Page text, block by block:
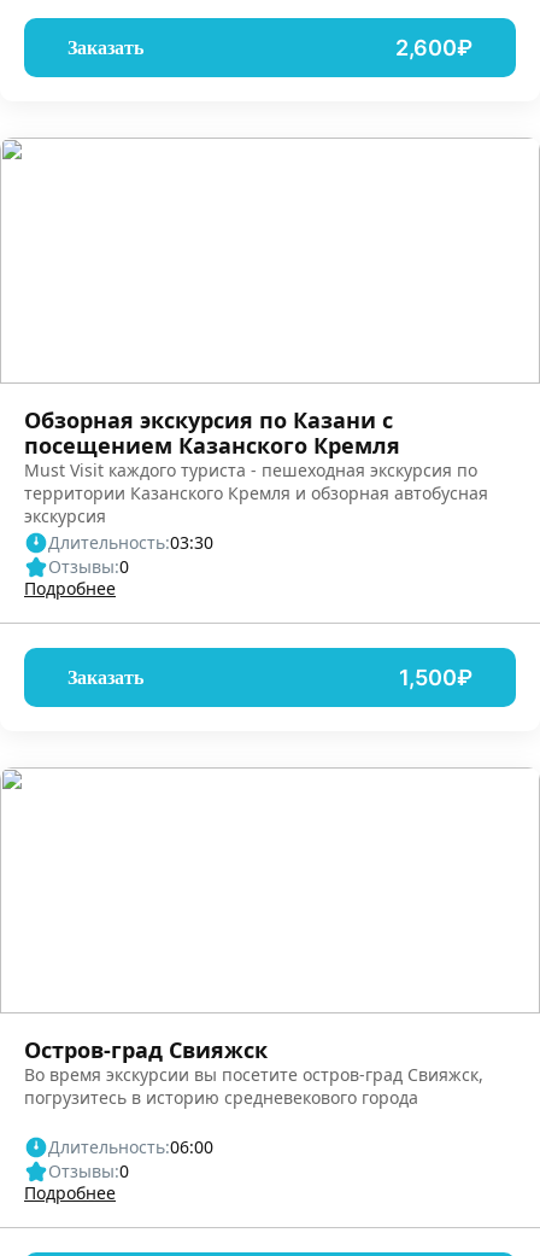
Заказать 2,600₽
Обзорная экскурсия по Казани с
посещением Казанского Кремля
Must Visit каждого туриста - пешеходная экскурсия по
территории Казанского Кремля и обзорная автобусная
экскурсия
Длительность:03:30
Отзывы:0
Подробнее
Заказать 1,500₽
Остров-град Свияжск
Во время экскурсии вы посетите остров-град Свияжск,
погрузитесь в историю средневекового города
Длительность:06:00
Отзывы:0
Подробнее